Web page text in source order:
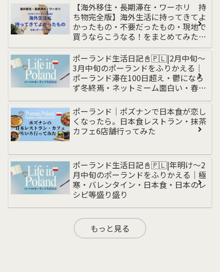
【海外移住・長期滞在・ワーホリ 持
ち物完全版】海外生活に持ってきてよ
かったもの・不要だったもの・現地で
買うならこうなる！をまとめてみた｜
荷物多めの私｜持ち物リスト｜ポーラ
ンド編
ポーランド生活日記📓🇵🇱|2月中旬〜
3月中旬のポーランドをふりかえる｜
ポーランド滞在100日超え・鬱になら
ず冬終焉・ネットミーム面白い・春の
却・為替動き
ポーランド｜ポズナンで日本食が恋し
くなったら。日本食レストラン・抹茶
カフェ6店舗行ってみた
ポーランド生活日記📓🇵🇱|年明け〜2
月中旬のポーランドをふりかえる｜極
寒・バレンタイン・日本食・日本のレ
シピ等盛り盛り
もっと見る